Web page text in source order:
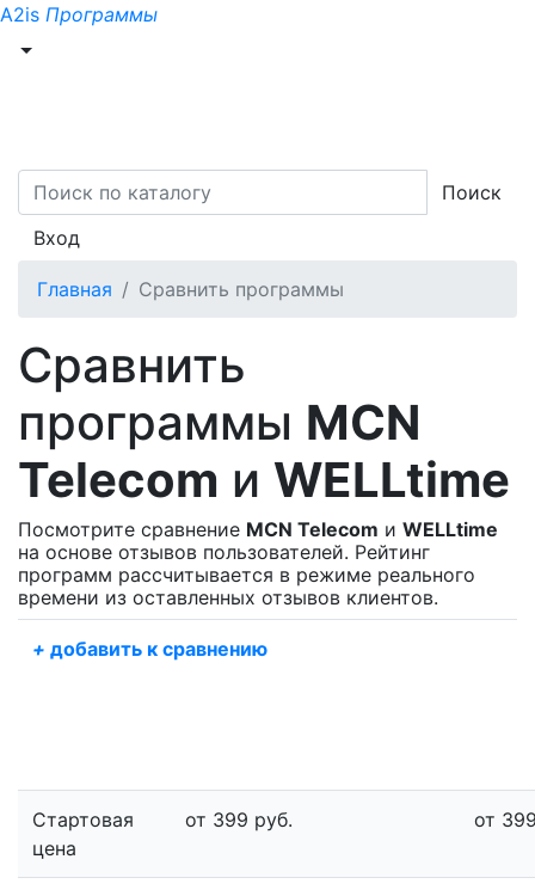
A2is Программы
Поиск
Вход
Главная Сравнить программы
Сравнить
программы MCN
Telecom и WELLtime
Посмотрите сравнение MCN Telecom и WELLtime
на основе отзывов пользователей. Рейтинг
программ рассчитывается в режиме реального
времени из оставленных отзывов клиентов.
+ добавить к сравнению
Стартовая
цена
от 399 руб. от